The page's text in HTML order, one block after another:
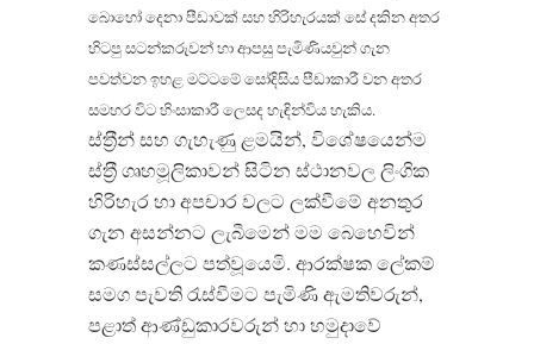
බොහෝ දෙනා පීඩාවක් සහ හිරිහැරයක් සේ දකින අතර
හිටපු සටන්කරුවන් හා ආපසු පැමිණියවුන් ගැන
පවත්වන ඉහළ මට්ටමේ සෝදිසිය පීඩාකාරී වන අතර
සමහර විට හිංසාකාරී ලෙසද හැඳින්විය හැකිය.
ස්ත‍්‍රීන් සහ ගැහැණු ළමයින්, විශේෂයෙන්ම
ස්ත‍්‍රී ගෘහමූලිකාවන් සිටින ස්ථානවල ලිංගික
හිරිහැර හා අපචාර වලට ලක්වීමේ අනතුර
ගැන අසන්නට ලැබීමෙන් මම බෙහෙවින්
කණස්සල්ලට පත්වූයෙමි. ආරක්ෂක ලේකම්
සමග පැවති රැස්වීමට පැමිණි ඇමතිවරුන්,
පළාත් ආණ්ඩුකාරවරුන් හා හමුදාවේ